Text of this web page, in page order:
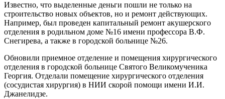
Известно, что выделенные деньги пошли не только на
строительство новых объектов, но и ремонт действующих.
Например, был проведен капитальный ремонт акушерского
отделения в родильном доме №16 имени профессора В.Ф.
Снегирева, а также в городской больнице №26.
Обновили приемное отделение и помещения хирургического
отделения в городской больнице Святого Великомученика
Георгия. Отделали помещение хирургического отделения
(сосудистая хирургия) в НИИ скорой помощи имени И.И.
Джанелидзе.